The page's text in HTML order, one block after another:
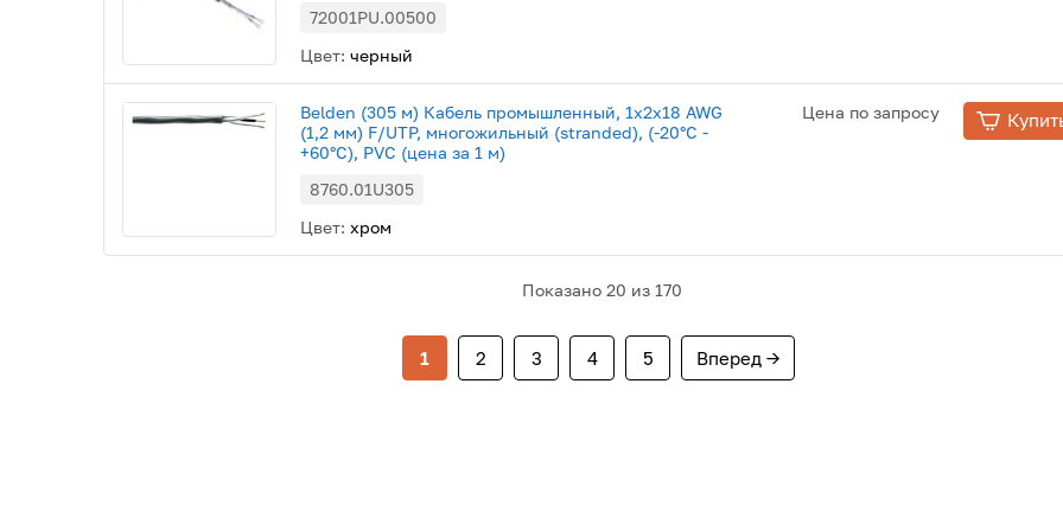
72001PU.00500
Цвет: черный
Belden (305 м) Кабель промышленный, 1х2х18 AWG
(1,2 мм) F/UTP, многожильный (stranded), (-20°С -
+60°С), PVC (цена за 1 м)
8760.01U305
Цвет: хром
Цена по запросу
Показано 20 из 170
1 2 3 4 5 Вперед →